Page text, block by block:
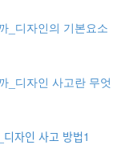
_디자인의 기본요소
_디자인 사고란 무엇
사고 방법1